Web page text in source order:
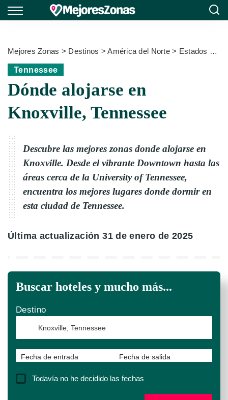
Mejores Zonas > Destinos >América del Norte> Estados Unidos
Tennessee
Dónde alojarse en
Knoxville, Tennessee
Descubre las mejores zonas donde alojarse en
Knoxville. Desde el vibrante Downtown hasta las
áreas cerca de la University of Tennessee,
encuentra los mejores lugares donde dormir en
esta ciudad de Tennessee.
Última actualización 31 de enero de 2025
Buscar hoteles y mucho más...
Destino
Fecha de entrada Fecha de salida
Todavía no he decidido las fechas